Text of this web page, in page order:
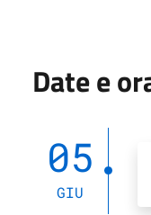
Date e
05
GIU